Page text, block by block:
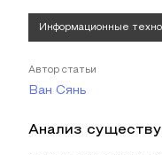
Информационные
Автор статьи
Ван Сянь
Анализ